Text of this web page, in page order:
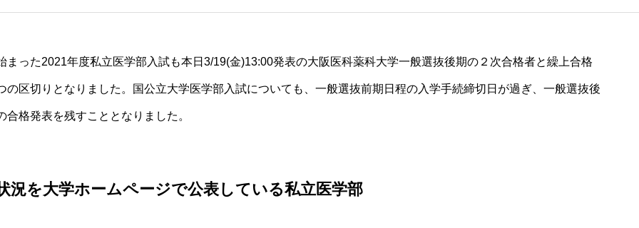
まった2021年度私立医学部入試も本日3/19(金)13:00発表の大阪医科薬科大学一般選抜後期の２次合格者と繰上合格
の区切りとなりました。 国公立大学医学部入試についても、一般選抜前期日程の入学手続締切日が過ぎ、一般選抜後
合格発表を残すこととなりました。
況を大学ホームページで公表している私立医学部